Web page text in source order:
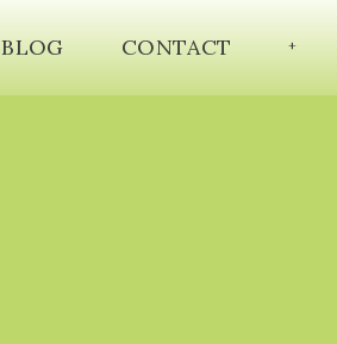
BLOG CONTACT